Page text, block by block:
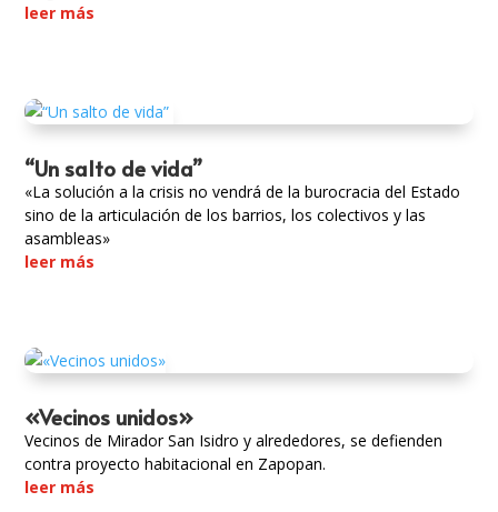
leer más
“Un salto de vida”
«La solución a la crisis no vendrá de la burocracia del Estado
sino de la articulación de los barrios, los colectivos y las
asambleas»
leer más
«Vecinos unidos»
Vecinos de Mirador San Isidro y alrededores, se defienden
contra proyecto habitacional en Zapopan.
leer más